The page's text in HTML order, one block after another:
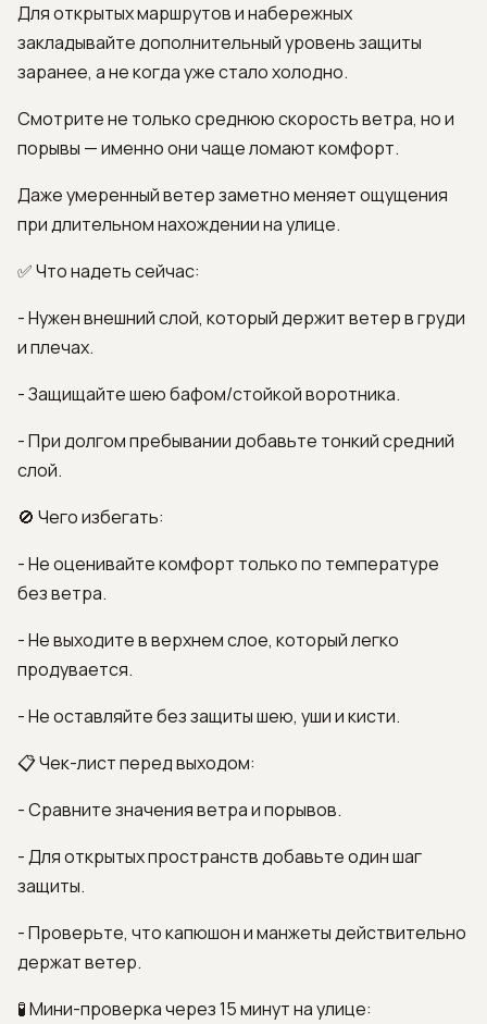
Для открытых маршрутов и набережных
закладывайте дополнительный уровень защиты
заранее, а не когда уже стало холодно.
Смотрите не только среднюю скорость ветра, но и
порывы — именно они чаще ломают комфорт.
Даже умеренный ветер заметно меняет ощущения
при длительном нахождении на улице.
✅ Что надеть сейчас:
- Нужен внешний слой, который держит ветер в груди
и плечах.
- Защищайте шею бафом/стойкой воротника.
- При долгом пребывании добавьте тонкий средний
слой.
🚫 Чего избегать:
- Не оценивайте комфорт только по температуре
без ветра.
- Не выходите в верхнем слое, который легко
продувается.
- Не оставляйте без защиты шею, уши и кисти.
📋 Чек-лист перед выходом:
- Сравните значения ветра и порывов.
- Для открытых пространств добавьте один шаг
защиты.
- Проверьте, что капюшон и манжеты действительно
держат ветер.
🧪 Мини-проверка через 15 минут на улице: